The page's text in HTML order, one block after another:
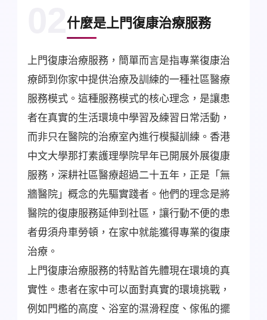
02什麼是上門復康治療服務
上門復康治療服務，簡單而言是指專業復康治
療師到你家中提供治療及訓練的一種社區醫療
服務模式。這種服務模式的核心理念，是讓患
者在真實的生活環境中學習及練習日常活動，
而非只在醫院的治療室內進行模擬訓練。香港
中文大學那打素護理學院早年已開展外展復康
服務，深耕社區醫療超過二十五年，正是「無
牆醫院」概念的先驅實踐者。他們的理念是將
醫院的復康服務延伸到社區，讓行動不便的患
者毋須舟車勞頓，在家中就能獲得專業的復康
治療。
上門復康治療服務的特點首先體現在環境的真
實性。患者在家中可以面對真實的環境挑戰，
例如門檻的高度、浴室的濕滑程度、傢俬的擺